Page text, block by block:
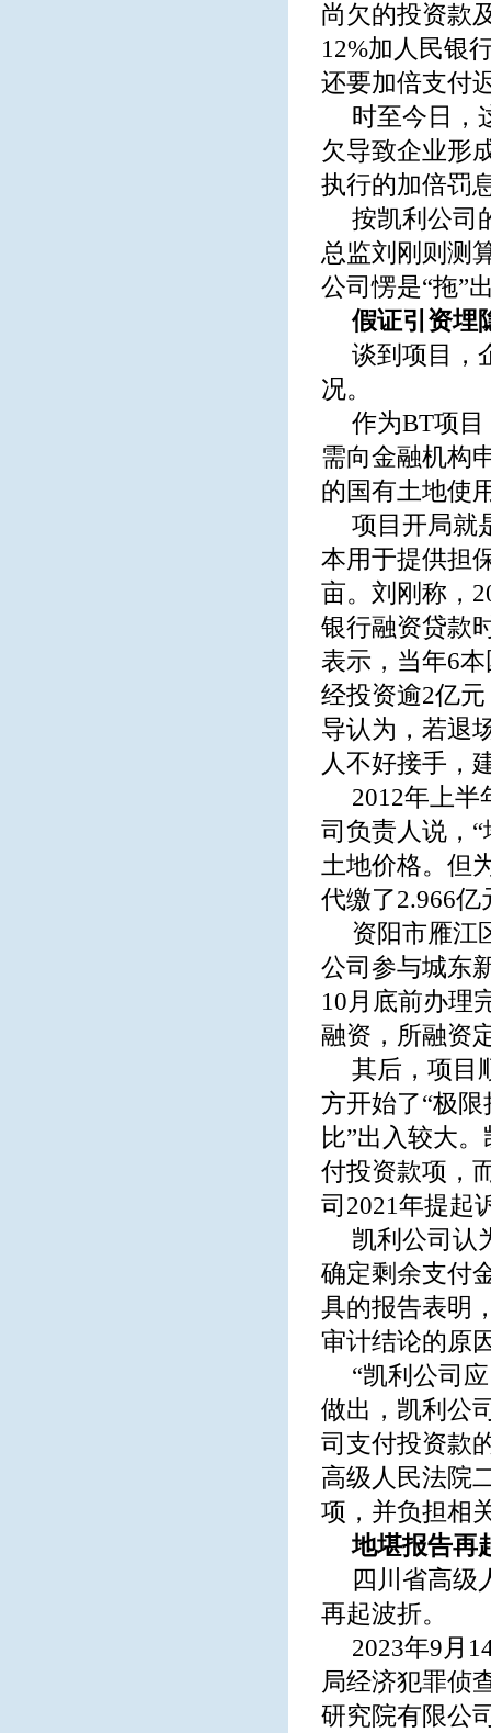
尚欠的投资款
12%加人民银
还要加倍支付
时至今日，
欠导致企业形
执行的加倍罚
按凯利公司
总监刘刚则测
公司愣是“拖”
假证引资埋
谈到项目，
况。
作为BT项
需向金融机构
的国有土地使
项目开局就
本用于提供担
亩。刘刚称，
银行融资贷款
表示，当年6
经投资逾2亿
导认为，若退
人不好接手，
2012年上
司负责人说，
土地价格。但
代缴了2.966
资阳市雁江
公司参与城东
10月底前办理
融资，所融资
其后，项目
方开始了“极
比”出入较大
付投资款项，
司2021年提起
凯利公司认
确定剩余支付
具的报告表明
审计结论的原
“凯利公司
做出，凯利公
司支付投资款
高级人民法院
项，并负担相
地堪报告再
四川省高级
再起波折。
2023年9月
局经济犯罪侦
研究院有限公